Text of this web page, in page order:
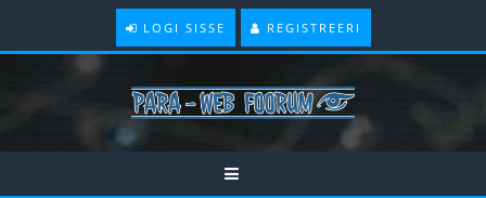
LOGI SISSE REGISTREERI